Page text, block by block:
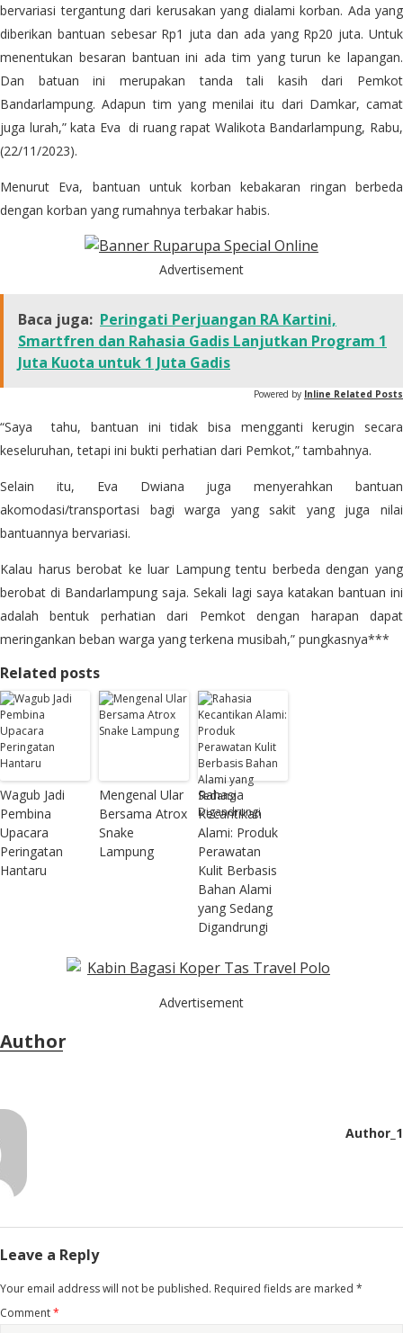
bervariasi tergantung dari kerusakan yang dialami korban. Ada yang
diberikan bantuan sebesar Rp1 juta dan ada yang Rp20 juta. Untuk
menentukan besaran bantuan ini ada tim yang turun ke lapangan.
Dan batuan ini merupakan tanda tali kasih dari Pemkot
Bandarlampung. Adapun tim yang menilai itu dari Damkar, camat
juga lurah,” kata Eva di ruang rapat Walikota Bandarlampung, Rabu,
(22/11/2023).
Menurut Eva, bantuan untuk korban kebakaran ringan berbeda
dengan korban yang rumahnya terbakar habis.
Advertisement
Baca juga: Peringati Perjuangan RA Kartini,
Smartfren dan Rahasia Gadis Lanjutkan Program 1
Juta Kuota untuk 1 Juta Gadis
Powered by Inline Related Posts
“Saya tahu, bantuan ini tidak bisa mengganti kerugin secara
keseluruhan, tetapi ini bukti perhatian dari Pemkot,” tambahnya.
Selain itu, Eva Dwiana juga menyerahkan bantuan
akomodasi/transportasi bagi warga yang sakit yang juga nilai
bantuannya bervariasi.
Kalau harus berobat ke luar Lampung tentu berbeda dengan yang
berobat di Bandarlampung saja. Sekali lagi saya katakan bantuan ini
adalah bentuk perhatian dari Pemkot dengan harapan dapat
meringankan beban warga yang terkena musibah,” pungkasnya***
Related posts
Wagub Jadi
Pembina
Upacara
Peringatan
Hantaru
Mengenal Ular
Bersama Atrox
Snake
Lampung
Rahasia
Kecantikan
Alami: Produk
Perawatan
Kulit Berbasis
Bahan Alami
yang Sedang
Digandrungi
Advertisement
Author
Author_1
Leave a Reply
Your email address will not be published. Required fields are marked *
Comment*